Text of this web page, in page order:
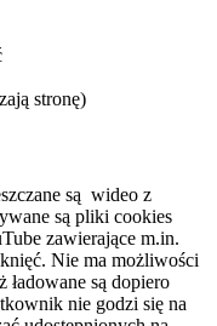
stronę)
są wideo z
są pliki cookies
zawierające m.in.
Nie ma możliwości
są dopiero
nie godzi się na